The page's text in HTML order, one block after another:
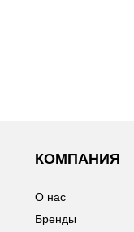
КОМПАНИЯ
О нас
Бренды